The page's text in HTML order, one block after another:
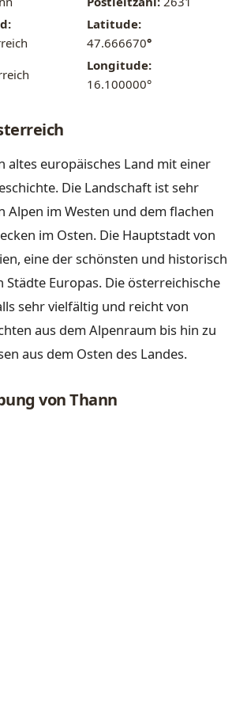
Latitude:
47.666670°
Longitude:
16.100000°
altes europäisches Land mit einer
Die Landschaft ist sehr
Alpen im Westen und dem flachen
im Osten. Die Hauptstadt von
eine der schönsten und historisch
Städte Europas. Die österreichische
sehr vielfältig und reicht von
aus dem Alpenraum bis hin zu
aus dem Osten des Landes.
von Thann